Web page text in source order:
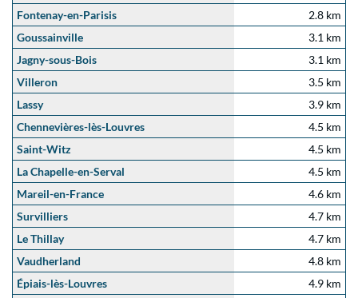
Fontenay-en-Parisis
2.8 km
Goussainville
3.1 km
Jagny-sous-Bois
3.1 km
Villeron
3.5 km
Lassy
3.9 km
Chennevières-lès-Louvres
4.5 km
Saint-Witz
4.5 km
La Chapelle-en-Serval
4.5 km
Mareil-en-France
4.6 km
Survilliers
4.7 km
Le Thillay
4.7 km
Vaudherland
4.8 km
Épiais-lès-Louvres
4.9 km